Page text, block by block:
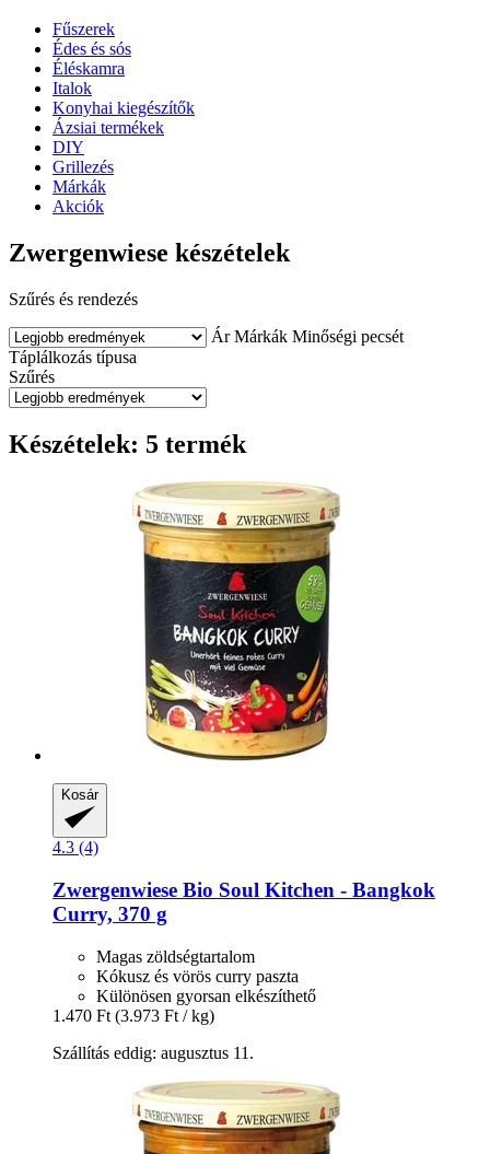
Fűszerek
Édes és sós
Éléskamra
Italok
Konyhai kiegészítők
Ázsiai termékek
DIY
Grillezés
Márkák
Akciók
Zwergenwiese készételek
Szűrés és rendezés
Ár Márkák Minőségi pecsét
Táplálkozás típusa
Szűrés
Készételek: 5 termék
Kosár
4.3 (4)
Zwergenwiese Bio Soul Kitchen -​ Bangkok
Curry, 370 g
Magas zöldségtartalom
Kókusz és vörös curry paszta
Különösen gyorsan elkészíthető
1.470 Ft (3.973 Ft / kg)
Szállítás eddig: augusztus 11.